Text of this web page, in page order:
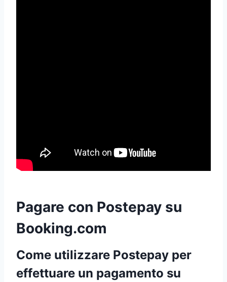
Pagare con Postepay su
Booking.com
Come utilizzare Postepay per
effettuare un pagamento su